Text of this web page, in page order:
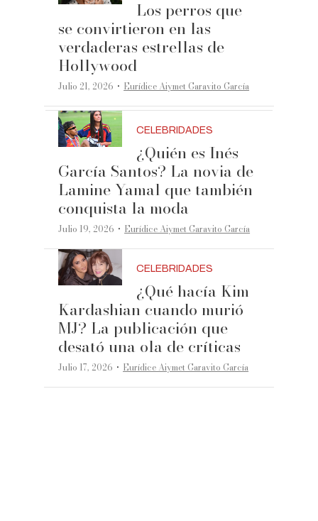
Los perros que
se convirtieron en las
verdaderas estrellas de
Hollywood
Julio 21, 2026 ·Eurídice Aiymet Garavito García
CELEBRIDADES
¿Quién es Inés
García Santos? La novia de
Lamine Yamal que también
conquista la moda
Julio 19, 2026 ·Eurídice Aiymet Garavito García
CELEBRIDADES
¿Qué hacía Kim
Kardashian cuando murió
MJ? La publicación que
desató una ola de críticas
Julio 17, 2026 ·Eurídice Aiymet Garavito García